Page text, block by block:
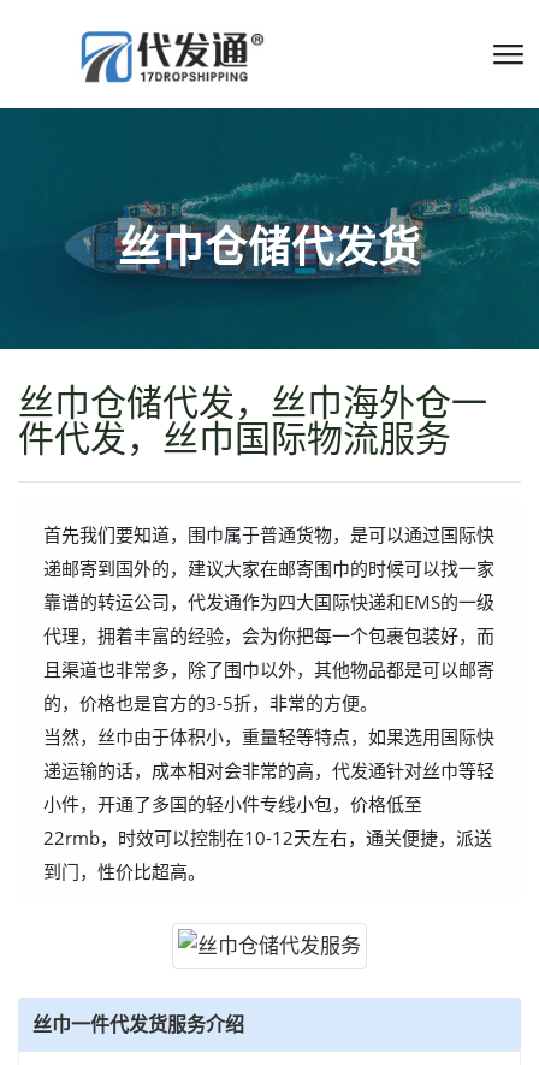
丝巾仓储代发货
丝巾仓储代发，丝巾海外仓一
件代发，丝巾国际物流服务
首先我们要知道，围巾属于普通货物，是可以通过国际快
递邮寄到国外的，建议大家在邮寄围巾的时候可以找一家
靠谱的转运公司，代发通作为四大国际快递和EMS的一级
代理，拥着丰富的经验，会为你把每一个包裹包装好，而
且渠道也非常多，除了围巾以外，其他物品都是可以邮寄
的，价格也是官方的3-5折，非常的方便。
当然，丝巾由于体积小，重量轻等特点，如果选用国际快
递运输的话，成本相对会非常的高，代发通针对丝巾等轻
小件，开通了多国的轻小件专线小包，价格低至
22rmb，时效可以控制在10-12天左右，通关便捷，派送
到门，性价比超高。
丝巾一件代发货服务介绍